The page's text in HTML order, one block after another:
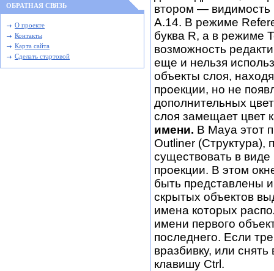
ОБРАТНАЯ СВЯЗЬ
О проекте
Контакты
Карта сайта
Сделать стартовой
втором — видимость
А.14. В режиме
буква R, а в режиме
возможность
еще и нельзя
объекты слоя,
проекции, но не
дополнительных
слоя замещает цвет
имени. В Maya этот
Outliner (Структура),
существовать в
проекции. В этом
быть представлены
скрытых объектов
имена которых
имени первого
последнего. Если
вразбивку, или
клавишу Ctrl.